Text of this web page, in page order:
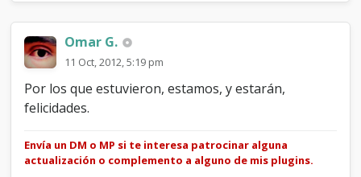
Omar G.
11 Oct, 2012, 5:19 pm
Por los que estuvieron, estamos, y estarán,
felicidades.
Envía un DM o MP si te interesa patrocinar alguna
actualización o complemento a alguno de mis plugins.